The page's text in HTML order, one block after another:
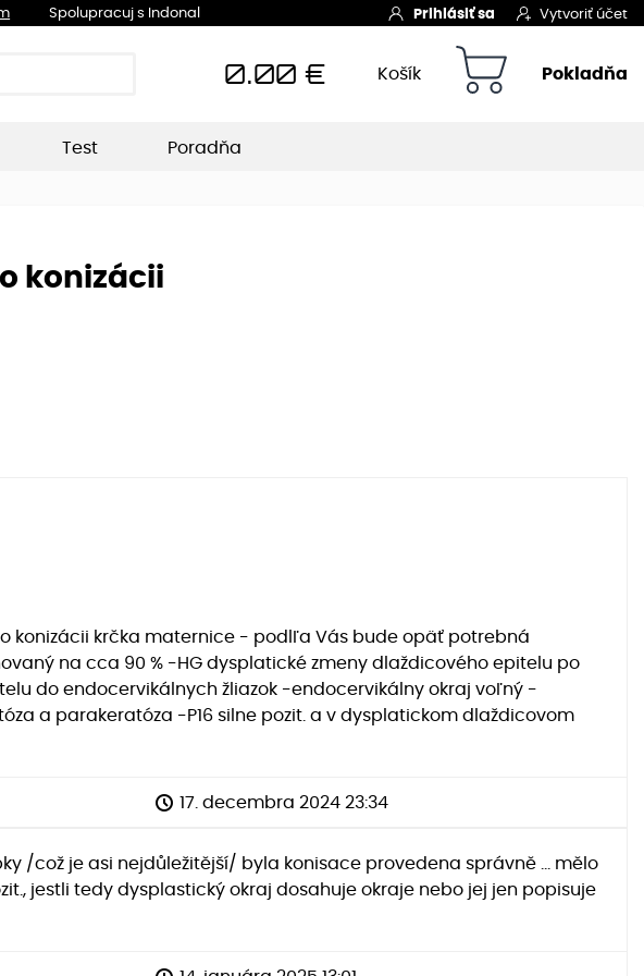
Spolupracuj s Indonal Prihlásiť sa Vytvoriť účet
0.00€ Košík Pokladňa
Test Poradňa
konizácii
konizácii krčka maternice - podlľa Vás bude opäť potrebná
na cca 90 % -HG dysplatické zmeny dlaždicového epitelu po
do endocervikálnych žliazok -endocervikálny okraj voľný -
a parakeratóza -P16 silne pozit. a v dysplatickom dlaždicovom
17. decembra 2024 23:34
/což je asi nejdůležitější/ byla konisace provedena správně ... mělo
jestli tedy dysplastický okraj dosahuje okraje nebo jej jen popisuje